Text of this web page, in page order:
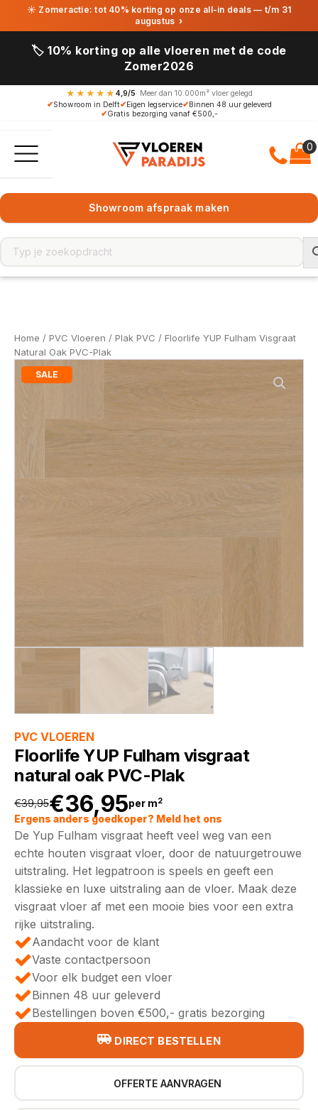
☀ Zomeractie: tot 40% korting op onze all-in deals — t/m 31
augustus ›
🏷️ 10% korting op alle vloeren met de code
Zomer2026
★★★★★ 4,9/5· Meer dan 10.000m² vloer gelegd
✔Showroom in Delft✔Eigen legservice✔Binnen 48 uur geleverd
✔Gratis bezorging vanaf €500,-
Showroom afspraak maken
Home / PVC Vloeren / Plak PVC / Floorlife YUP Fulham Visgraat
Natural Oak PVC-Plak
SALE
PVC VLOEREN
Floorlife YUP Fulham visgraat
natural oak PVC-Plak
€39,95
Oorspronkelijke
prijs
was:
€39,95.
€36,95
Huidige
prijs
is:
€36,95.
per m2
Ergens anders goedkoper? Meld het ons
De Yup Fulham visgraat heeft veel weg van een
echte houten visgraat vloer, door de natuurgetrouwe
uitstraling. Het legpatroon is speels en geeft een
klassieke en luxe uitstraling aan de vloer. Maak deze
visgraat vloer af met een mooie bies voor een extra
rijke uitstraling.
Aandacht voor de klant
Vaste contactpersoon
Voor elk budget een vloer
Binnen 48 uur geleverd
Bestellingen boven €500,- gratis bezorging
DIRECT BESTELLEN
OFFERTE AANVRAGEN